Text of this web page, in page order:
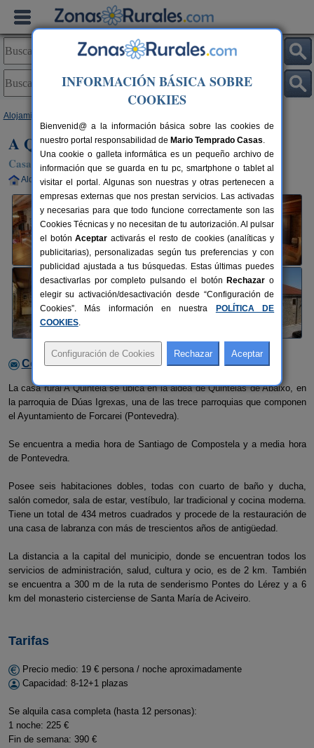
Alojamientos
A Quintela
Casa Rural en Forcarei (Pontevedra)
Alquiler completo 8-12+1 plazas 40 km de Pontevedra
Contactar con el alojamiento
La casa rural A Quintela se ubica en la aldea de Quintelas de Abaixo, en
la parroquia de Dúas Igrexas, una de las trece parroquias que componen
el Ayuntamiento de Forcarei (Pontevedra).
Se encuentra a media hora de Santiago de Compostela y a media hora
de Pontevedra.
Posee seis habitaciones dobles, todas con cuarto de baño y ducha,
salón comedor, sala de estar, vestíbulo, lar tradicional y cocina moderna.
Tiene un total de 434 metros cuadrados y procede de la restauración de
una casa de labranza con más de trescientos años de antigüedad.
La distancia a la capital del municipio, donde se encuentran todos los
servicios de administración, salud, cultura y ocio, es de 2 km. También
se encuentra a 300 m de la ruta de senderismo Pontes do Lérez y a 6
km del monasterio cisterciense de Santa María de Aciveiro.
Tarifas
Precio medio: 19 € persona / noche aproximadamente
Capacidad: 8-12+1 plazas
Se alquila casa completa (hasta 12 personas):
1 noche: 225 €
Fin de semana: 390 €
INFORMACIÓN BÁSICA SOBRE
COOKIES
Bienvenid@ a la información básica sobre las cookies de
nuestro portal responsabilidad de Mario Temprado Casas.
Una cookie o galleta informática es un pequeño archivo de
información que se guarda en tu pc, smartphone o tablet al
visitar el portal. Algunas son nuestras y otras pertenecen a
empresas externas que nos prestan servicios. Las activadas
y necesarias para que todo funcione correctamente son las
Cookies Técnicas y no necesitan de tu autorización. Al pulsar
el botónAceptar activarás el resto de cookies (analíticas y
publicitarias), personalizadas según tus preferencias y con
publicidad ajustada a tus búsquedas. Estas últimas puedes
desactivarlas por completo pulsando el botón Rechazar o
elegir su activación/desactivación desde “Configuración de
Cookies”. Más información en nuestra
POLÍTICA DE
COOKIES.